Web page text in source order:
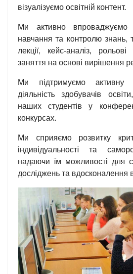
візуалізуємо освітній контент.
Ми активно впроваджуємо
навчання та контролю знань,
лекції, кейс-аналіз,
заняття на основі вирішення
Ми підтримуємо активну
діяльність здобувачів
наших студентів у
конкурсах.
Ми сприяємо розвитку
індивідуальності та
надаючи їм можливості для
досліджень та вдосконалення